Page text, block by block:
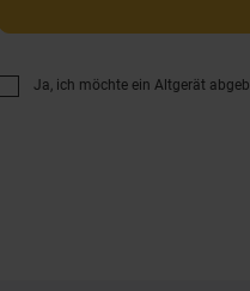
Ja, ich möchte ein Altgerät